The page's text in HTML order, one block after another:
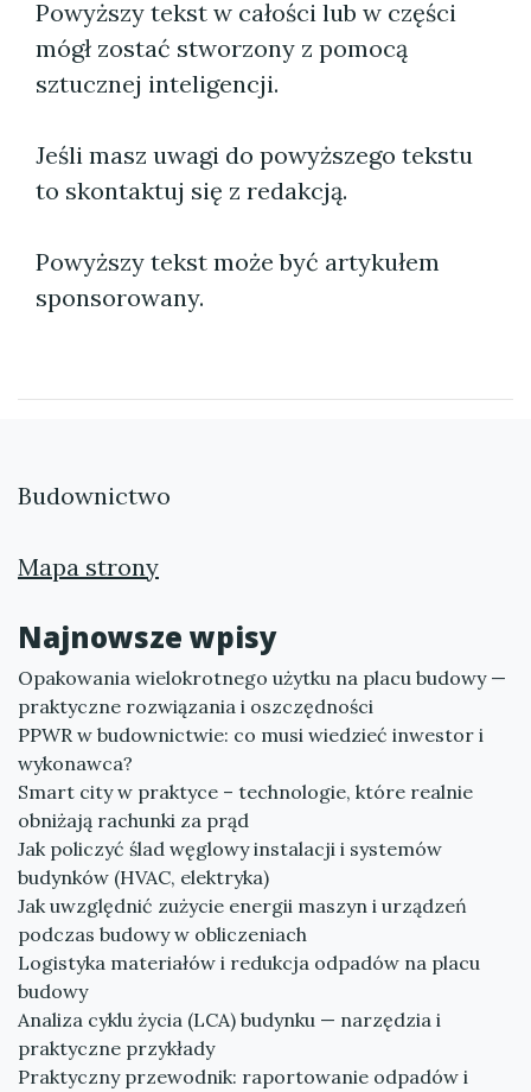
Powyższy tekst w całości lub w części
mógł zostać stworzony z pomocą
sztucznej inteligencji.
Jeśli masz uwagi do powyższego tekstu
to skontaktuj się z redakcją.
Powyższy tekst może być artykułem
sponsorowany.
Budownictwo
Mapa strony
Najnowsze wpisy
Opakowania wielokrotnego użytku na placu budowy —
praktyczne rozwiązania i oszczędności
PPWR w budownictwie: co musi wiedzieć inwestor i
wykonawca?
Smart city w praktyce – technologie, które realnie
obniżają rachunki za prąd
Jak policzyć ślad węglowy instalacji i systemów
budynków (HVAC, elektryka)
Jak uwzględnić zużycie energii maszyn i urządzeń
podczas budowy w obliczeniach
Logistyka materiałów i redukcja odpadów na placu
budowy
Analiza cyklu życia (LCA) budynku — narzędzia i
praktyczne przykłady
Praktyczny przewodnik: raportowanie odpadów i